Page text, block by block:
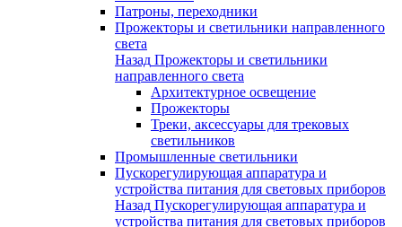
Патроны, переходники
Прожекторы и светильники направленного
света
Назад Прожекторы и светильники
направленного света
Архитектурное освещение
Прожекторы
Треки, аксессуары для трековых
светильников
Промышленные светильники
Пускорегулирующая аппаратура и
устройства питания для световых приборов
Назад Пускорегулирующая аппаратура и
устройства питания для световых приборов